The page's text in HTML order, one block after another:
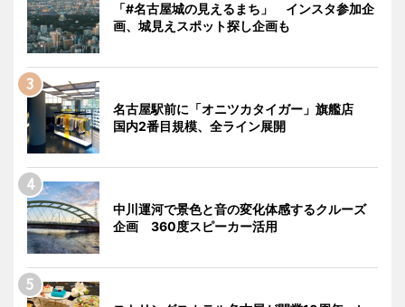
「#名古屋城の見えるまち」 インスタ参加企
画、城見えスポット探し企画も
名古屋駅前に「オニツカタイガー」旗艦店
国内2番目規模、全ライン展開
中川運河で景色と音の変化体感するクルーズ
企画 360度スピーカー活用